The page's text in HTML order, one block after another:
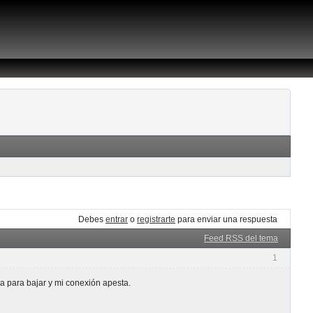
Debes entrar o registrarte para enviar una respuesta
Feed RSS del tema
1
para bajar y mi conexión apesta.